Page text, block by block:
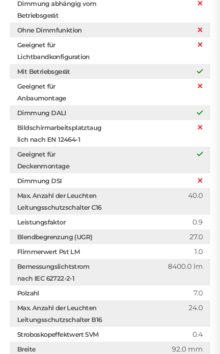
Dimmung abhängig vom
Betriebsgerät
Ohne Dimmfunktion
Geeignet für
Lichtbandkonfiguration
Mit Betriebsgerät
Geeignet für
Anbaumontage
Dimmung DALI
Bildschirmarbeitsplatztaug
lich nach EN 12464-1
Geeignet für
Deckenmontage
Dimmung DSI
Max. Anzahl der Leuchten
Leitungsschutzschalter C16
40.0
Leistungsfaktor 0.9
Blendbegrenzung (UGR) 27.0
Flimmerwert Pst LM 1.0
Bemessungslichtstrom
nach IEC 62722-2-1
8400.0 lm
Polzahl 7.0
Max. Anzahl der Leuchten
Leitungsschutzschalter B16
24.0
Stroboskopeffektwert SVM 0.4
Breite 92.0 mm